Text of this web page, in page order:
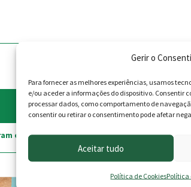
Gerir o
Para fornecer as melhores experiências, usamos
e/ou aceder a informações do dispositivo. Consentir
processar dados, como comportamento de
consentir ou retirar o consentimento pode afetar
Aceitar tudo
Política de Cookies
este produto podem deixar opinião.